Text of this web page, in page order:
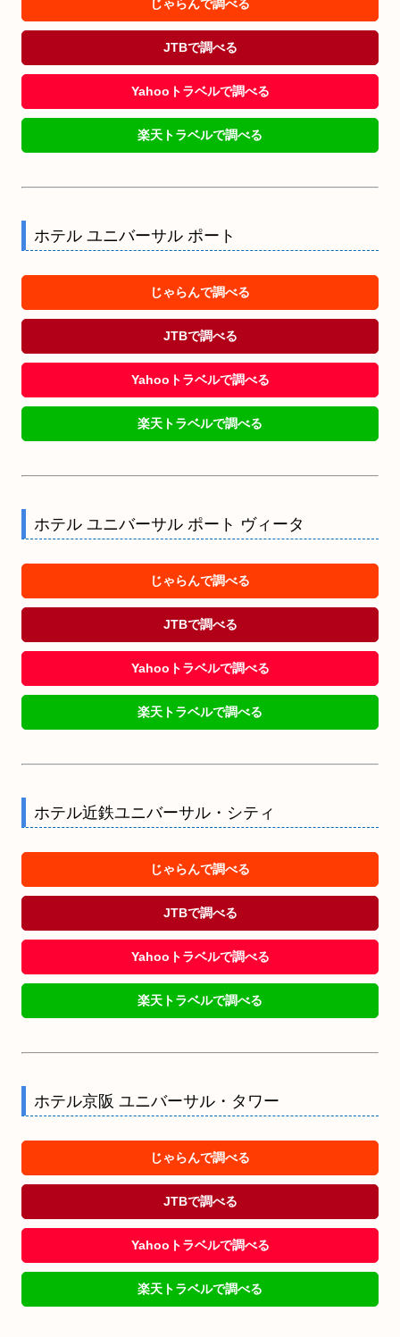
じゃらんで調べる
JTBで調べる
Yahooトラベルで調べる
楽天トラベルで調べる
ホテル ユニバーサル ポート
じゃらんで調べる
JTBで調べる
Yahooトラベルで調べる
楽天トラベルで調べる
ホテル ユニバーサル ポート ヴィータ
じゃらんで調べる
JTBで調べる
Yahooトラベルで調べる
楽天トラベルで調べる
ホテル近鉄ユニバーサル・シティ
じゃらんで調べる
JTBで調べる
Yahooトラベルで調べる
楽天トラベルで調べる
ホテル京阪 ユニバーサル・タワー
じゃらんで調べる
JTBで調べる
Yahooトラベルで調べる
楽天トラベルで調べる